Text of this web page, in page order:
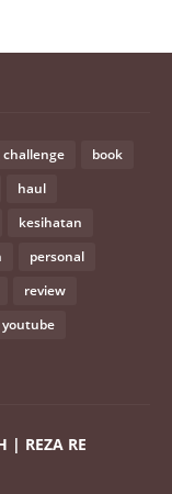
challenge
book
haul
kesihatan
personal
review
youtube
| REZA RE